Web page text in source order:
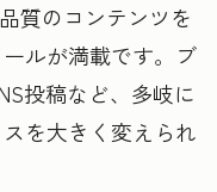
質のコンテンツを
ルが満載です。ブ
投稿など、多岐に
を大きく変えられ